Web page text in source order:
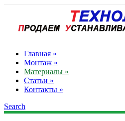
Главная »
Монтаж »
Материалы »
Статьи »
Контакты »
Search